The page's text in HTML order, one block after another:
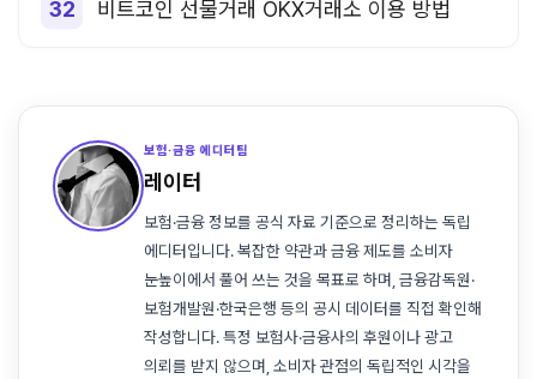
비트코인 선물거래 OKX거래소 이용 방법
보험·금융 에디터팀
레이터
보험·금융 정보를 공식 자료 기준으로 정리하는 독립
에디터입니다. 복잡한 약관과 금융 제도를 소비자
눈높이에서 풀어 쓰는 것을 목표로 하며, 금융감독원·
보험개발원·한국은행 등의 공시 데이터를 직접 확인해
작성합니다. 특정 보험사·금융사의 후원이나 광고
의뢰를 받지 않으며, 소비자 관점의 독립적인 시각을